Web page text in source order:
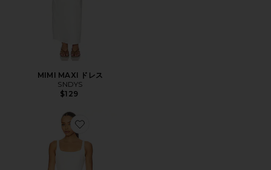
MIMI MAXI ドレス
SNDYS
$129
Favorite DAISY ドレス